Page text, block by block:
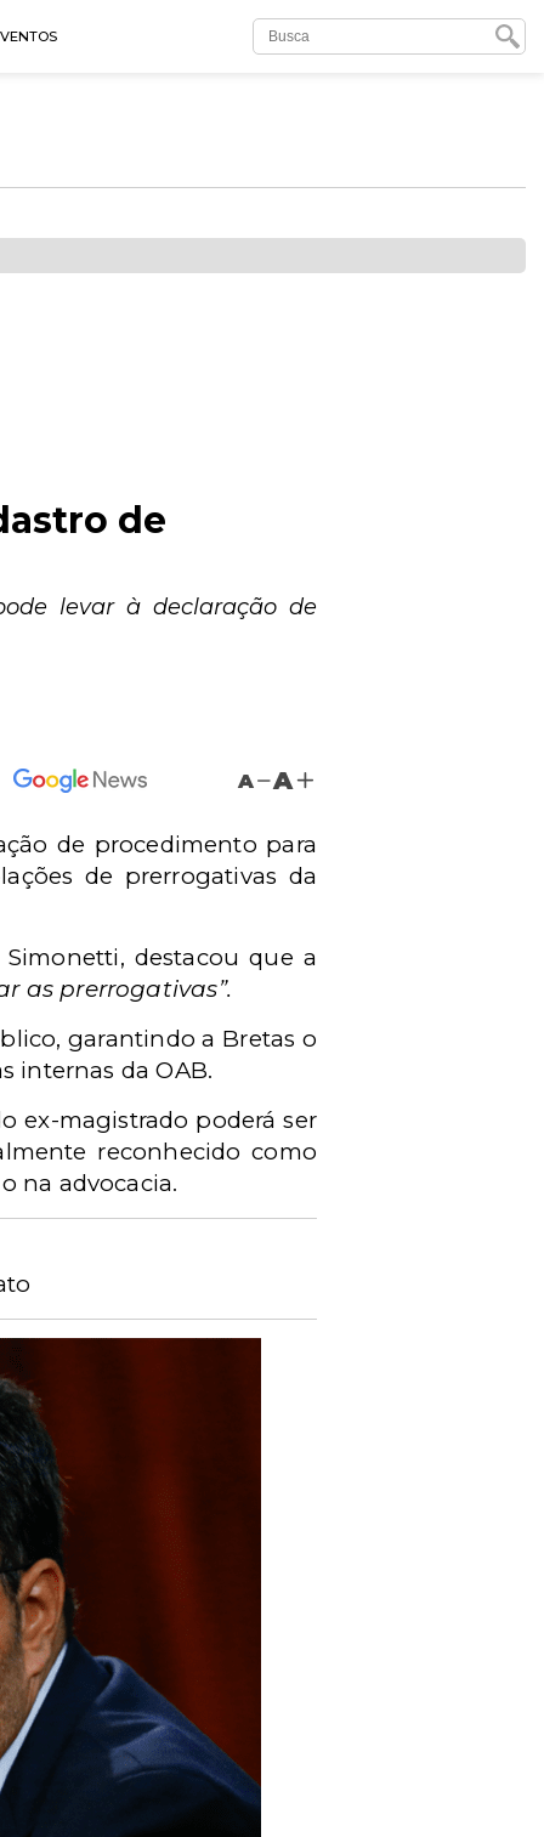
de
levar à declaração de
A A
de procedimento para
de prerrogativas da
destacou que a
as prerrogativas”.
garantindo a Bretas o
internas da OAB.
ex-magistrado poderá ser
reconhecido como
na advocacia.